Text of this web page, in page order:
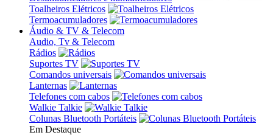
Toalheiros Elétricos
Termoacumuladores
Áudio & TV & Telecom
Audio, Tv & Telecom
Rádios
Suportes TV
Comandos universais
Lanternas
Telefones com cabos
Walkie Talkie
Colunas Bluetooth Portáteis
Em Destaque